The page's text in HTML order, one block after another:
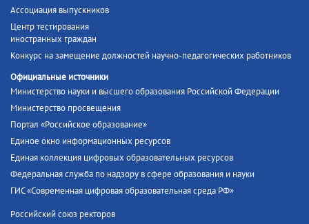
Ассоциация выпускников
Центр тестирования
иностранных граждан
Конкурс на замещение должностей научно-педагогических работников
Официальные источники
Министерство науки и высшего образования Российской Федерации
Министерство просвещения
Портал «Российское образование»
Единое окно информационных ресурсов
Единая коллекция цифровых образовательных ресурсов
Федеральная служба по надзору в сфере образования и науки
ГИС «Современная цифровая образовательная среда РФ»
Российский союз ректоров